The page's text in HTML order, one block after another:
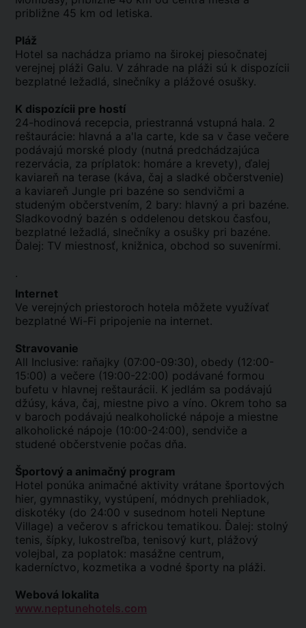
približne 45 km od letiska.
Pláž
Hotel sa nachádza priamo na širokej piesočnatej
verejnej pláži Galu. V záhrade na pláži sú k dispozícii
bezplatné ležadlá, slnečníky a plážové osušky.
K dispozícii pre hostí
24-hodinová recepcia, priestranná vstupná hala. 2
reštaurácie: hlavná a a'la carte, kde sa v čase večere
podávajú morské plody (nutná predchádzajúca
rezervácia, za príplatok: homáre a krevety), ďalej
kaviareň na terase (káva, čaj a sladké občerstvenie)
a kaviareň Jungle pri bazéne so sendvičmi a
studeným občerstvením, 2 bary: hlavný a pri bazéne.
Sladkovodný bazén s oddelenou detskou časťou,
bezplatné ležadlá, slnečníky a osušky pri bazéne.
Ďalej: TV miestnosť, knižnica, obchod so suvenírmi.
.
Internet
Ve verejných priestoroch hotela môžete využívať
bezplatné Wi-Fi pripojenie na internet.
Stravovanie
All Inclusive: raňajky (07:00-09:30), obedy (12:00-
15:00) a večere (19:00-22:00) podávané formou
bufetu v hlavnej reštaurácii. K jedlám sa podávajú
džúsy, káva, čaj, miestne pivo a víno. Okrem toho sa
v baroch podávajú nealkoholické nápoje a miestne
alkoholické nápoje (10:00-24:00), sendviče a
studené občerstvenie počas dňa.
Športový a animačný program
Hotel ponúka animačné aktivity vrátane športových
hier, gymnastiky, vystúpení, módnych prehliadok,
diskotéky (do 24:00 v susednom hoteli Neptune
Village) a večerov s africkou tematikou. Ďalej: stolný
tenis, šípky, lukostreľba, tenisový kurt, plážový
volejbal, za poplatok: masážne centrum,
kaderníctvo, kozmetika a vodné športy na pláži.
Webová lokalita
www.neptunehotels.com